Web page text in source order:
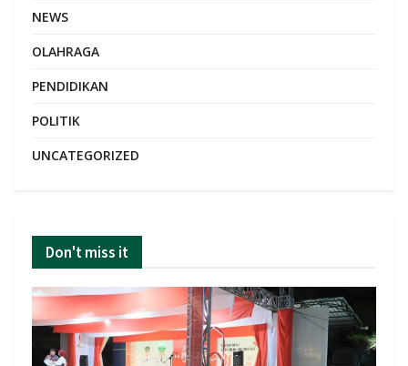
NEWS
OLAHRAGA
PENDIDIKAN
POLITIK
UNCATEGORIZED
Don't miss it